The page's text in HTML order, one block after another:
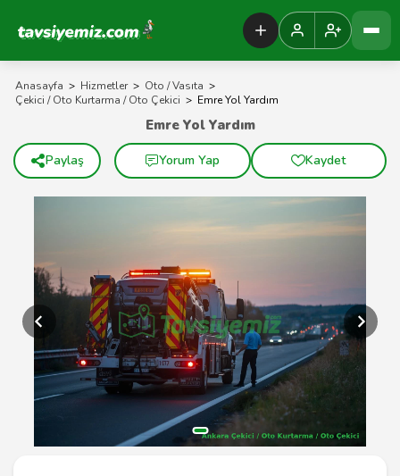
Tavsiyemiz Anasayfa
Anasayfa > Hizmetler > Oto / Vasıta >
Çekici / Oto Kurtarma / Oto Çekici > Emre Yol Yardım
Emre Yol Yardım
Paylaş Yorum Yap Kaydet